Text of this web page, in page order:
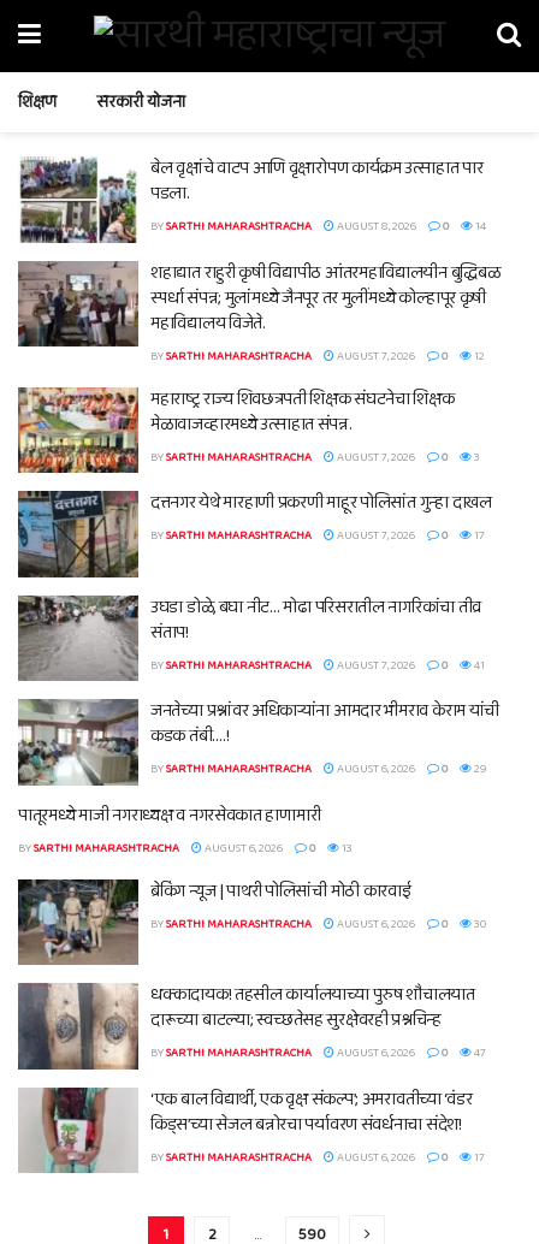
शिक्षण सरकारी योजना
बेल वृक्षांचे वाटप आणि वृक्षारोपण कार्यक्रम उत्साहात पार
पडला.
BYSARTHI MAHARASHTRACHA AUGUST 8, 2026 0 14
शहाद्यात राहुरी कृषी विद्यापीठ आंतरमहाविद्यालयीन बुद्धिबळ
स्पर्धा संपन्न; मुलांमध्ये जैनपूर तर मुलींमध्ये कोल्हापूर कृषी
महाविद्यालय विजेते.
BYSARTHI MAHARASHTRACHA AUGUST 7, 2026 0 12
महाराष्ट्र राज्य शिवछत्रपती शिक्षक संघटनेचा शिक्षक
मेळावाजव्हारमध्ये उत्साहात संपन्न.
BYSARTHI MAHARASHTRACHA AUGUST 7, 2026 0 3
दत्तनगर येथे मारहाणी प्रकरणी माहूर पोलिसांत गुन्हा दाखल
BYSARTHI MAHARASHTRACHA AUGUST 7, 2026 0 17
उघडा डोळे, बघा नीट… मोढा परिसरातील नागरिकांचा तीव्र
संताप!
BYSARTHI MAHARASHTRACHA AUGUST 7, 2026 0 41
जनतेच्या प्रश्नांवर अधिकाऱ्यांना आमदार भीमराव केराम यांची
कडक तंबी….!
BYSARTHI MAHARASHTRACHA AUGUST 6, 2026 0 29
पातूरमध्ये माजी नगराध्यक्ष व नगरसेवकात हाणामारी
BYSARTHI MAHARASHTRACHA AUGUST 6, 2026 0 13
ब्रेकिंग न्यूज | पाथरी पोलिसांची मोठी कारवाई
BYSARTHI MAHARASHTRACHA AUGUST 6, 2026 0 30
धक्कादायक! तहसील कार्यालयाच्या पुरुष शौचालयात
दारूच्या बाटल्या; स्वच्छतेसह सुरक्षेवरही प्रश्नचिन्ह
BYSARTHI MAHARASHTRACHA AUGUST 6, 2026 0 47
‘एक बाल विद्यार्थी, एक वृक्ष संकल्प’; अमरावतीच्या ‘वंडर
किड्स’च्या सेजल बन्नोरचा पर्यावरण संवर्धनाचा संदेश!
BYSARTHI MAHARASHTRACHA AUGUST 6, 2026 0 17
1 2 … 590